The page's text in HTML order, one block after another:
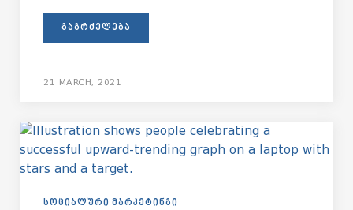
ᲒᲐᲒᲠᲫᲔᲚᲔᲑᲐ
21 MARCH, 2021
ᲡᲝᲪᲘᲐᲚᲣᲠᲘ ᲛᲐᲠᲙᲔᲢᲘᲜᲒᲘ